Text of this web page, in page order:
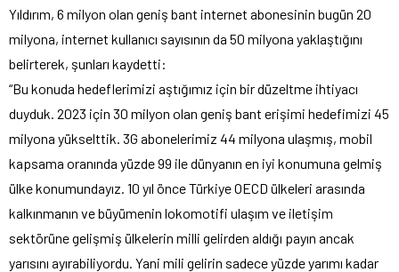
Yıldırım, 6 milyon olan geniş bant internet abonesinin bugün 20
milyona, internet kullanıcı sayısının da 50 milyona yaklaştığını
belirterek, şunları kaydetti:
“Bu konuda hedeflerimizi aştığımız için bir düzeltme ihtiyacı
duyduk. 2023 için 30 milyon olan geniş bant erişimi hedefimizi 45
milyona yükselttik. 3G abonelerimiz 44 milyona ulaşmış, mobil
kapsama oranında yüzde 99 ile dünyanın en iyi konumuna gelmiş
ülke konumundayız. 10 yıl önce Türkiye OECD ülkeleri arasında
kalkınmanın ve büyümenin lokomotifi ulaşım ve iletişim
sektörüne gelişmiş ülkelerin milli gelirden aldığı payın ancak
yarısını ayırabiliyordu. Yani mili gelirin sadece yüzde yarımı kadar